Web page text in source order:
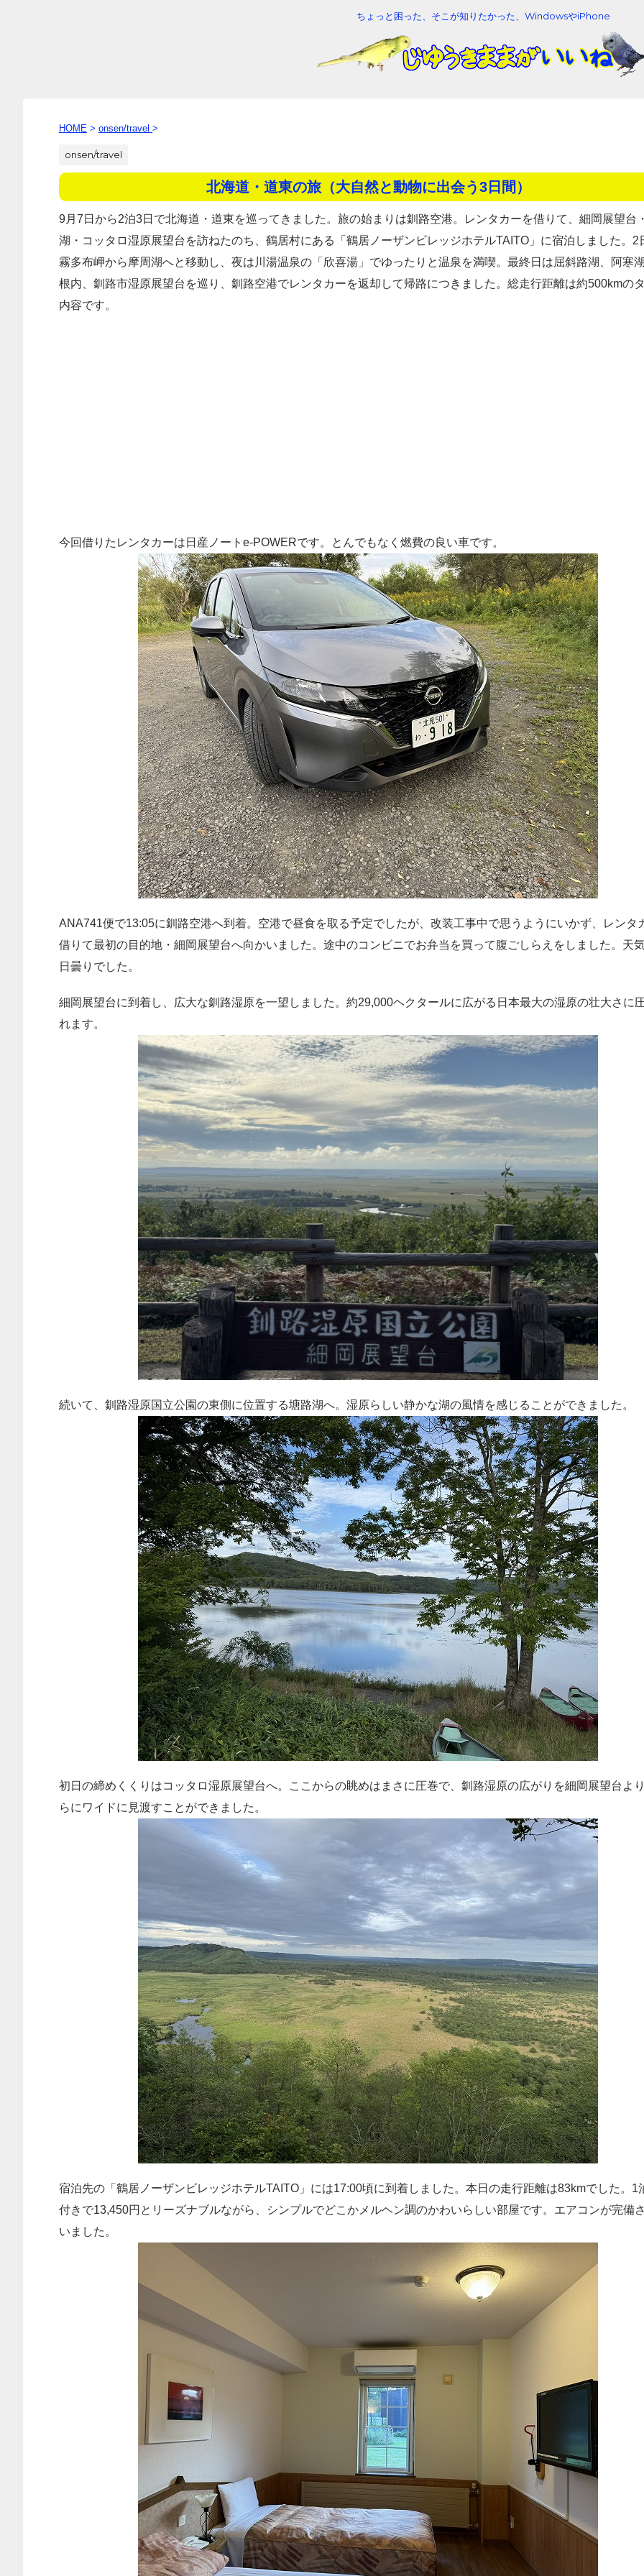
ちょっと困った、そこが知りたかった、WindowsやiPhone
HOME > onsen/travel >
onsen/travel
北海道・道東の旅（大自然と動物に出会う3日間）
9月7日から2泊3日で北海道・道東を巡ってきました。旅の始まりは釧路空港。レンタカーを借りて、細岡展望台
湖・コッタロ湿原展望台を訪ねたのち、鶴居村にある「鶴居ノーザンビレッジホテルTAITO」に宿泊しました。2
霧多布岬から摩周湖へと移動し、夜は川湯温泉の「欣喜湯」でゆったりと温泉を満喫。最終日は屈斜路湖、阿寒
根内、釧路市湿原展望台を巡り、釧路空港でレンタカーを返却して帰路につきました。総走行距離は約500kmの
内容です。
今回借りたレンタカーは日産ノートe-POWERです。とんでもなく燃費の良い車です。
ANA741便で13:05に釧路空港へ到着。空港で昼食を取る予定でしたが、改装工事中で思うようにいかず、レンタ
借りて最初の目的地・細岡展望台へ向かいました。途中のコンビニでお弁当を買って腹ごしらえをしました。天
日曇りでした。
細岡展望台に到着し、広大な釧路湿原を一望しました。約29,000ヘクタールに広がる日本最大の湿原の壮大さに
れます。
続いて、釧路湿原国立公園の東側に位置する塘路湖へ。湿原らしい静かな湖の風情を感じることができました。
初日の締めくくりはコッタロ湿原展望台へ。ここからの眺めはまさに圧巻で、釧路湿原の広がりを細岡展望台よ
らにワイドに見渡すことができました。
宿泊先の「鶴居ノーザンビレッジホテルTAITO」には17:00頃に到着しました。本日の走行距離は83kmでした。1
付きで13,450円とリーズナブルながら、シンプルでどこかメルヘン調のかわいらしい部屋です。エアコンが完備
いました。